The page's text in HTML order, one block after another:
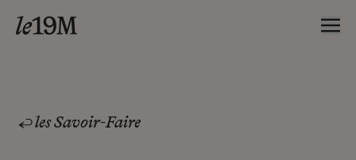
les Savoir-Faire